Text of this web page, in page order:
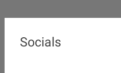
Socials